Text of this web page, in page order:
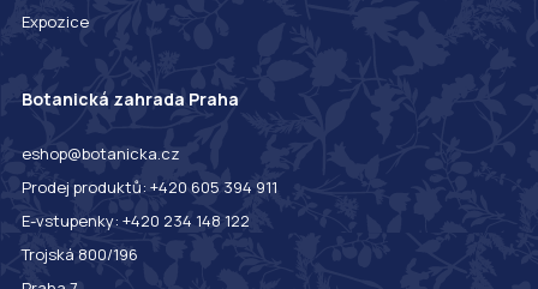
Expozice
Botanická zahrada Praha
eshop@botanicka.cz
Prodej produktů: +420 605 394 911
E-vstupenky: +420 234 148 122
Trojská 800/196